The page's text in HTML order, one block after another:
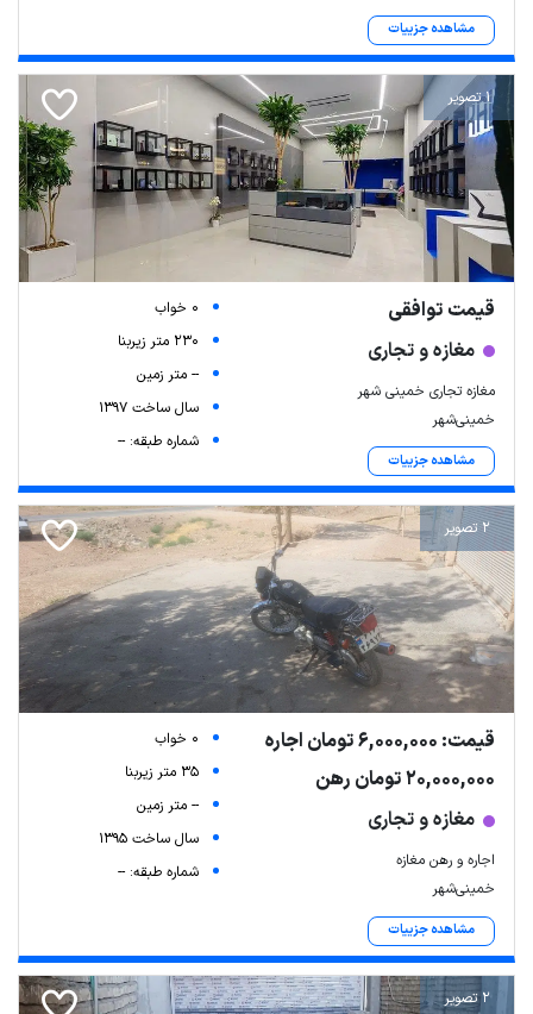
مشاهده جزییات
1 تصویر
قیمت توافقی
مغازه و تجاری
مغازه تجاری خمینی شهر
خمینی‌شهر
مشاهده جزییات
0 خواب
230 متر زیربنا
-- متر زمین
سال ساخت 1397
شماره طبقه: --
2 تصویر
قیمت: 6,000,000 تومان اجاره
20,000,000 تومان رهن
مغازه و تجاری
اجاره و رهن مغازه
خمینی‌شهر
مشاهده جزییات
0 خواب
35 متر زیربنا
-- متر زمین
سال ساخت 1395
شماره طبقه: --
2 تصویر